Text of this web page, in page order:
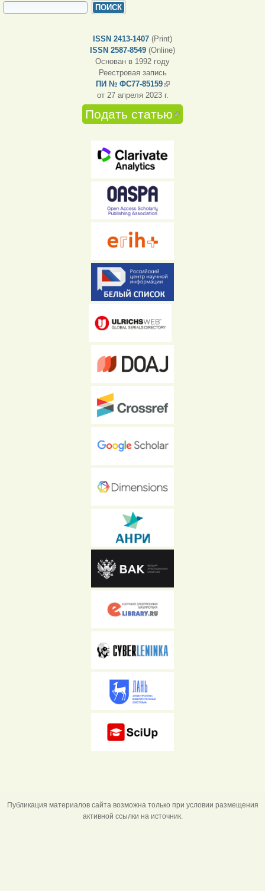
ФОРМА ПОИСКА
ISSN 2413-1407 (Print)
ISSN 2587-8549 (Online)
Основан в 1992 году
Реестровая запись
ПИ № ФС77-85159(внешняя ссылка)
от 27 апреля 2023 г.
Подать статью
Публикация материалов сайта возможна только при условии размещения
активной ссылки на источник.